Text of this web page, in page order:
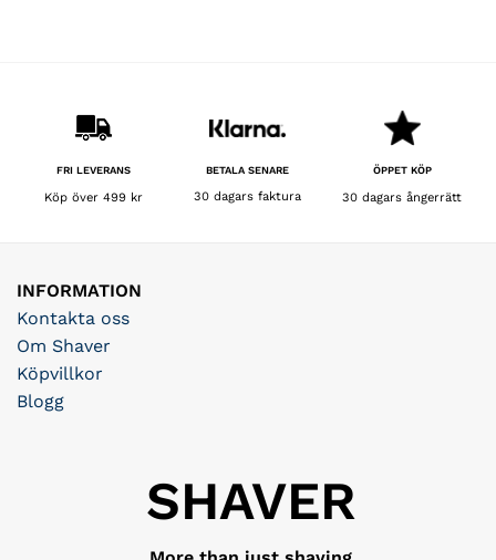
FRI LEVERANS
Köp över 499 kr
BETALA SENARE
30 dagars faktura
ÖPPET KÖP
30 dagars ångerrätt
INFORMATION
Kontakta oss
Om Shaver
Köpvillkor
Blogg
SHAVER